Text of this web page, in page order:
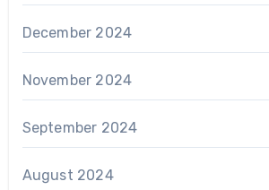
December 2024
November 2024
September 2024
August 2024